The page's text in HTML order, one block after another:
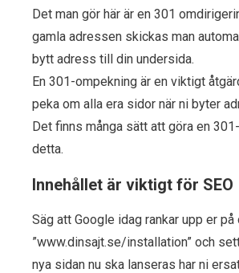
Det man gör här är en 301
gamla adressen skickas man
bytt adress till din undersida.
En 301-ompekning är en viktigt
peka om alla era sidor när ni byter
Det finns många sätt att göra en
detta.
Innehållet är viktigt för SEO
Säg att Google idag rankar upp er
”www.dinsajt.se/installation” och
nya sidan nu ska lanseras har ni